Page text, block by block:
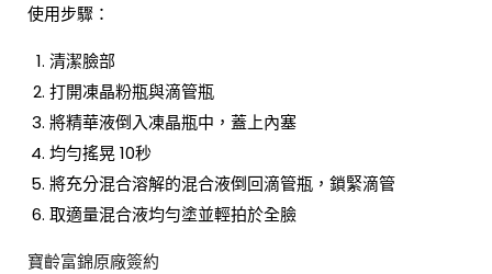
使用步驟：
清潔臉部
打開凍晶粉瓶與滴管瓶
將精華液倒入凍晶瓶中，蓋上內塞
均勻搖晃 10秒
將充分混合溶解的混合液倒回滴管瓶，鎖緊滴管
取適量混合液均勻塗並輕拍於全臉
寶齡富錦原廠簽約